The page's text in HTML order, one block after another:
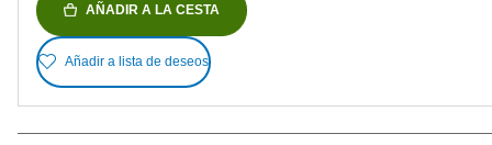
AÑADIR A LA CESTA
Añadir a lista de deseos